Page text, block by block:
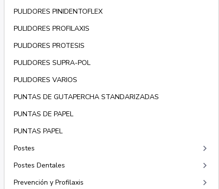
PULIDORES PINIDENTOFLEX
PULIDORES PROFILAXIS
PULIDORES PROTESIS
PULIDORES SUPRA-POL
PULIDORES VARIOS
PUNTAS DE GUTAPERCHA STANDARIZADAS
PUNTAS DE PAPEL
PUNTAS PAPEL
Postes
keyboard_arrow_right
Postes Dentales keyboard_arrow_right
Prevención y Profilaxis keyboard_arrow_right